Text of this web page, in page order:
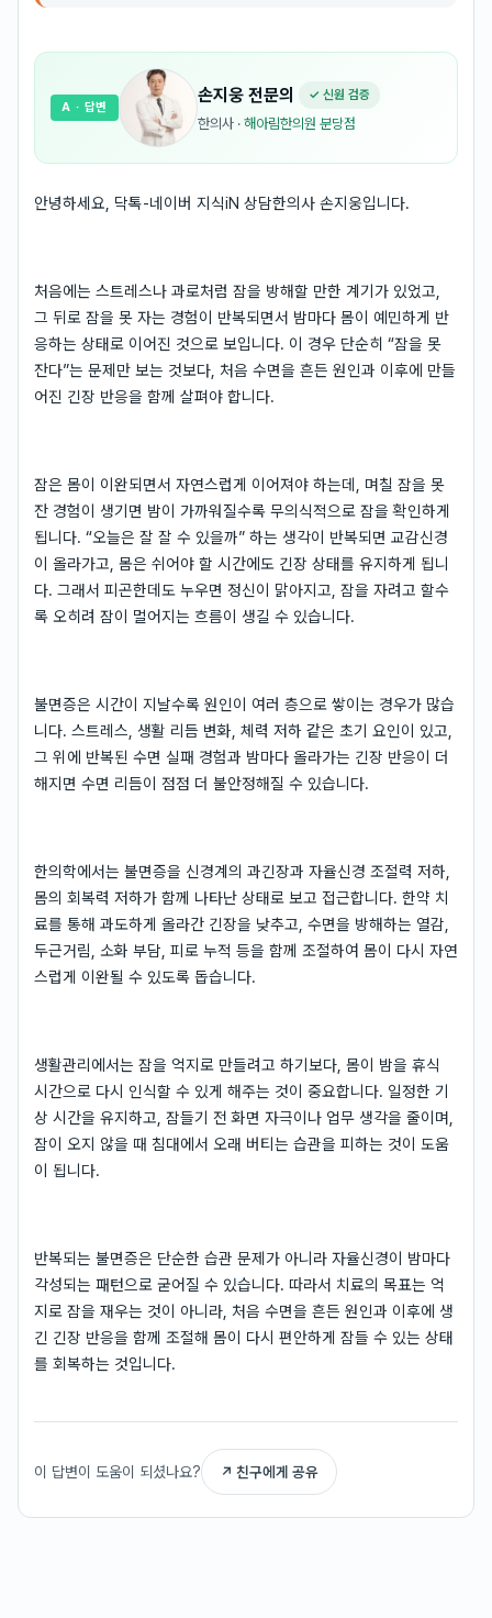
손지웅 전문의 ✓ 신원 검증
한의사 · 해아림한의원 분당점
A · 답변
안녕하세요, 닥톡-네이버 지식iN 상담한의사 손지웅입니다.
처음에는 스트레스나 과로처럼 잠을 방해할 만한 계기가 있었고,
그 뒤로 잠을 못 자는 경험이 반복되면서 밤마다 몸이 예민하게 반
응하는 상태로 이어진 것으로 보입니다. 이 경우 단순히 “잠을 못
잔다”는 문제만 보는 것보다, 처음 수면을 흔든 원인과 이후에 만들
어진 긴장 반응을 함께 살펴야 합니다.
잠은 몸이 이완되면서 자연스럽게 이어져야 하는데, 며칠 잠을 못
잔 경험이 생기면 밤이 가까워질수록 무의식적으로 잠을 확인하게
됩니다. “오늘은 잘 잘 수 있을까” 하는 생각이 반복되면 교감신경
이 올라가고, 몸은 쉬어야 할 시간에도 긴장 상태를 유지하게 됩니
다. 그래서 피곤한데도 누우면 정신이 맑아지고, 잠을 자려고 할수
록 오히려 잠이 멀어지는 흐름이 생길 수 있습니다.
불면증은 시간이 지날수록 원인이 여러 층으로 쌓이는 경우가 많습
니다. 스트레스, 생활 리듬 변화, 체력 저하 같은 초기 요인이 있고,
그 위에 반복된 수면 실패 경험과 밤마다 올라가는 긴장 반응이 더
해지면 수면 리듬이 점점 더 불안정해질 수 있습니다.
한의학에서는 불면증을 신경계의 과긴장과 자율신경 조절력 저하,
몸의 회복력 저하가 함께 나타난 상태로 보고 접근합니다. 한약 치
료를 통해 과도하게 올라간 긴장을 낮추고, 수면을 방해하는 열감,
두근거림, 소화 부담, 피로 누적 등을 함께 조절하여 몸이 다시 자연
스럽게 이완될 수 있도록 돕습니다.
생활관리에서는 잠을 억지로 만들려고 하기보다, 몸이 밤을 휴식
시간으로 다시 인식할 수 있게 해주는 것이 중요합니다. 일정한 기
상 시간을 유지하고, 잠들기 전 화면 자극이나 업무 생각을 줄이며,
잠이 오지 않을 때 침대에서 오래 버티는 습관을 피하는 것이 도움
이 됩니다.
반복되는 불면증은 단순한 습관 문제가 아니라 자율신경이 밤마다
각성되는 패턴으로 굳어질 수 있습니다. 따라서 치료의 목표는 억
지로 잠을 재우는 것이 아니라, 처음 수면을 흔든 원인과 이후에 생
긴 긴장 반응을 함께 조절해 몸이 다시 편안하게 잠들 수 있는 상태
를 회복하는 것입니다.
이 답변이 도움이 되셨나요? ↗ 친구에게 공유